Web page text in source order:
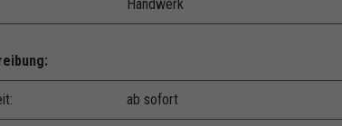
Handwerk
ab sofort